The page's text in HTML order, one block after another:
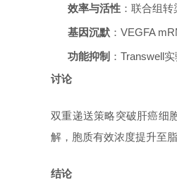
效率与活性 ：联合组
基因沉默 ：VEGFA
功能抑制 ：Transwell
‌讨论‌
双重递送策略突破肝癌细
解，胞质有效浓度提升至
‌结论‌